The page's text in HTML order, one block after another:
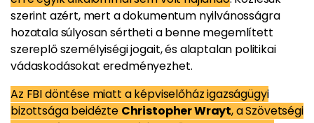
szerint azért, mert a dokumentum nyilvánosságra
hozatala súlyosan sértheti a benne megemlített
szereplő személyiségi jogait, és alaptalan politikai
vádaskodásokat eredményezhet.
Az FBI döntése miatt a képviselőház igazságügyi
bizottsága beidézte Christopher Wrayt, a Szövetségi